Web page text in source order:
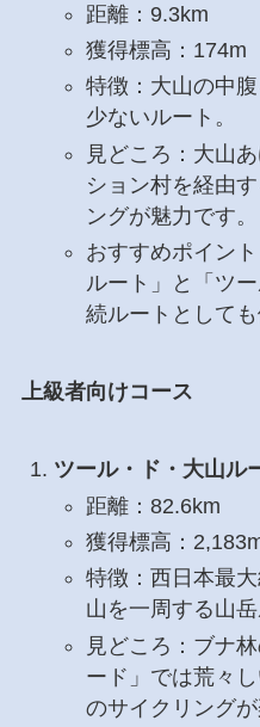
距離：9.3km
獲得標高：174m
特徴：大山の中
少ないルート。
見どころ：大山
ション村を経由
ングが魅力です。
おすすめポイン
ルート」と「ツ
続ルートとしても
上級者向けコース
ツール・ド・大山ル
距離：82.6km
獲得標高：
特徴：西日本最
山を一周する山岳
見どころ：ブナ
ード」では荒々
のサイクリングが